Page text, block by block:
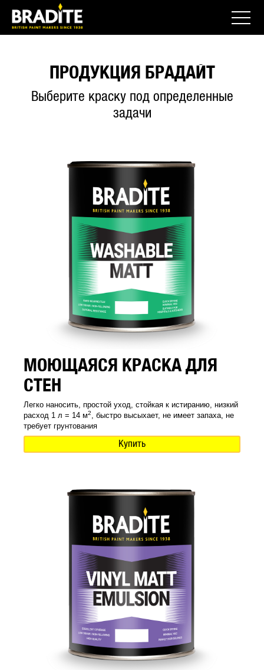
ПРОДУКЦИЯ БРАДАЙТ
Выберите краску под определенные
задачи
МОЮЩАЯСЯ КРАСКА ДЛЯ
СТЕН
Легко наносить, простой уход, стойкая к истиранию, низкий
расход 1 л = 14 м2
, быстро высыхает, не имеет запаха, не
требует грунтования
Купить